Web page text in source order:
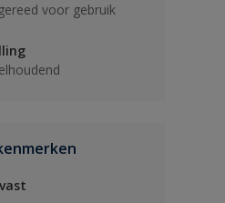
voor gebruik